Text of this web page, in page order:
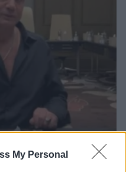
My Personal
ακάθεκτος να «δείχνει»